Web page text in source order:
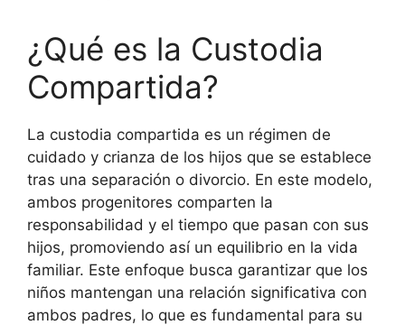
¿Qué es la Custodia
Compartida?
La custodia compartida es un régimen de
cuidado y crianza de los hijos que se establece
tras una separación o divorcio. En este modelo,
ambos progenitores comparten la
responsabilidad y el tiempo que pasan con sus
hijos, promoviendo así un equilibrio en la vida
familiar. Este enfoque busca garantizar que los
niños mantengan una relación significativa con
ambos padres, lo que es fundamental para su